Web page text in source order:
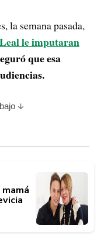
la semana pasada,
le imputaran
que esa